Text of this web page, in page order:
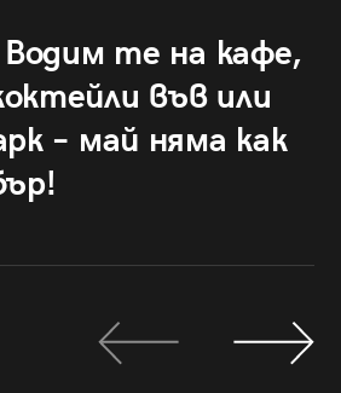
те на кафе,
във или
– май няма как